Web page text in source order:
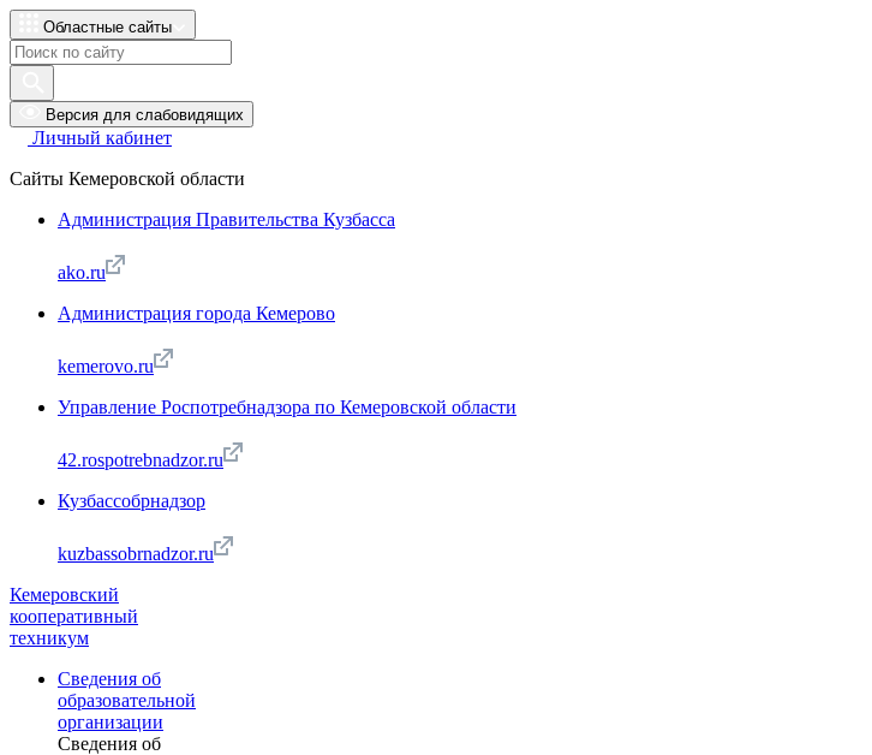
Областные сайты
Версия для слабовидящих
Личный кабинет
Сайты Кемеровской области
Администрация Правительства Кузбасса
ako.ru
Администрация города Кемерово
kemerovo.ru
Управление Роспотребнадзора по Кемеровской области
42.rospotrebnadzor.ru
Кузбассобрнадзор
kuzbassobrnadzor.ru
Кемеровский
кооперативный
техникум
Сведения об
образовательной
организации
Сведения об